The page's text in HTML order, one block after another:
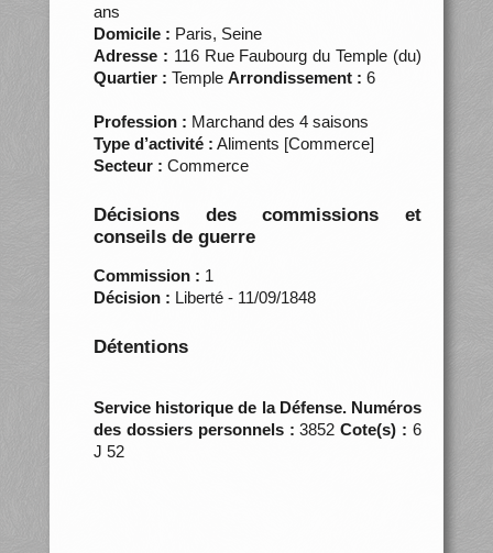
ans
Domicile : Paris, Seine
Adresse : 116 Rue Faubourg du Temple (du)
Quartier : Temple Arrondissement : 6
Profession : Marchand des 4 saisons
Type d’activité : Aliments [Commerce]
Secteur : Commerce
Décisions des commissions et
conseils de guerre
Commission : 1
Décision : Liberté - 11/09/1848
Détentions
Service historique de la Défense. Numéros
des dossiers personnels :3852Cote(s) : 6
J 52